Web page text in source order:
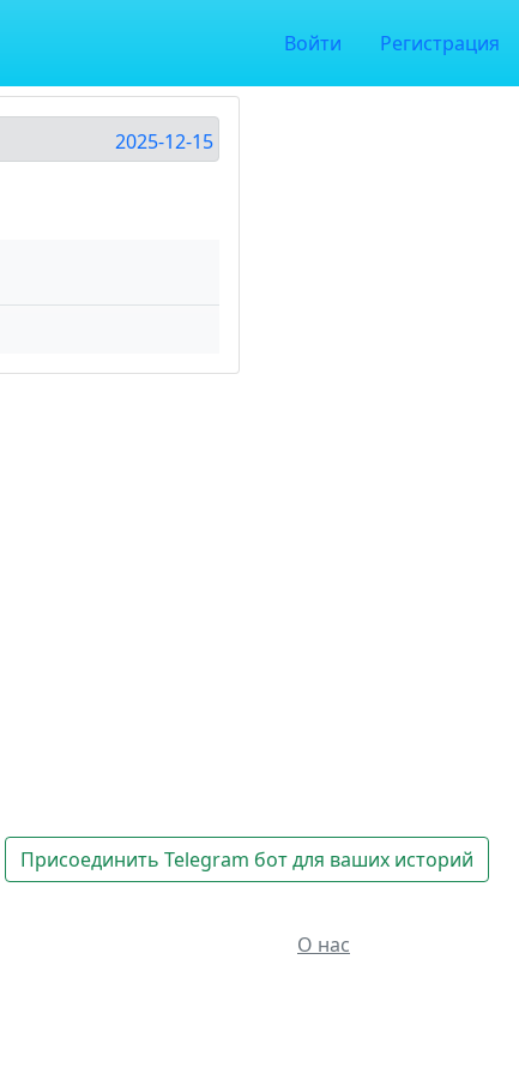
Войти Регистрация
2025-12-15
Присоединить Telegram бот для ваших историй
О нас